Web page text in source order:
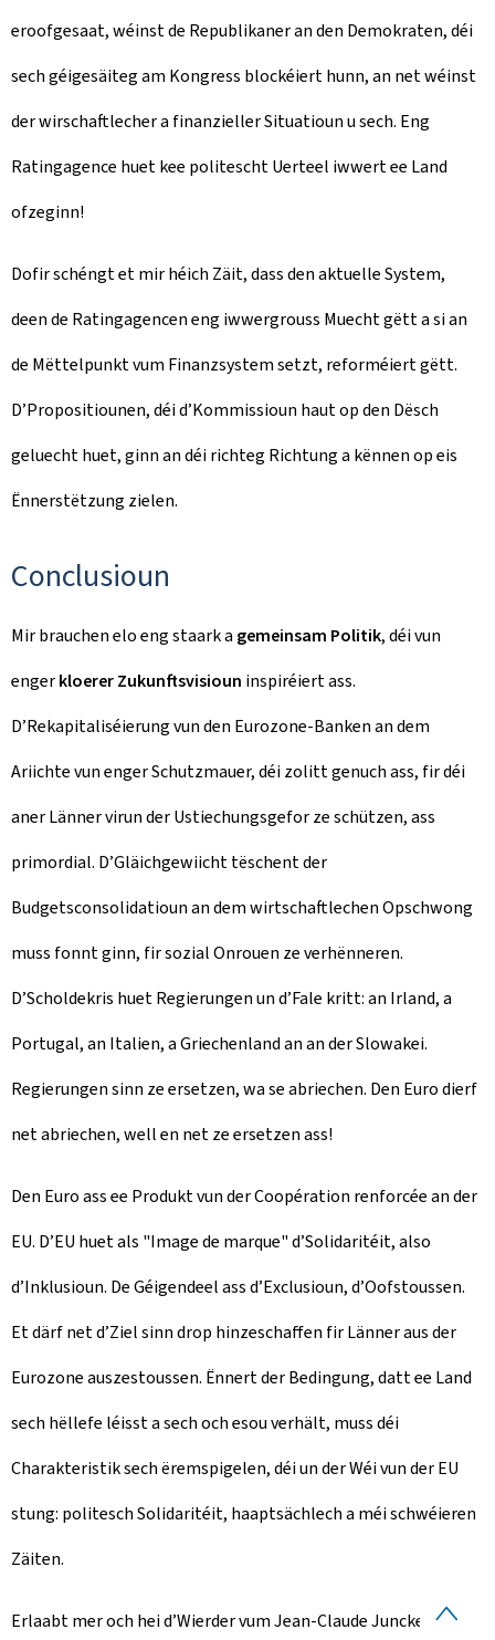
eroofgesaat, wéinst de Republikaner an den Demokraten, déi
sech géigesäiteg am Kongress blockéiert hunn, an net wéinst
der wirschaftlecher a finanzieller Situatioun u sech. Eng
Ratingagence huet kee politescht Uerteel iwwert ee Land
ofzeginn!
Dofir schéngt et mir héich Zäit, dass den aktuelle System,
deen de Ratingagencen eng iwwergrouss Muecht gëtt a si an
de Mëttelpunkt vum Finanzsystem setzt, reforméiert gëtt.
D’Propositiounen, déi d’Kommissioun haut op den Dësch
geluecht huet, ginn an déi richteg Richtung a kënnen op eis
Ënnerstëtzung zielen.
Conclusioun
Mir brauchen elo eng staark a gemeinsam Politik, déi vun
engerkloerer Zukunftsvisioun inspiréiert ass.
D’Rekapitaliséierung vun den Eurozone-Banken an dem
Ariichte vun enger Schutzmauer, déi zolitt genuch ass, fir déi
aner Länner virun der Ustiechungsgefor ze schützen, ass
primordial. D’Gläichgewiicht tëschent der
Budgetsconsolidatioun an dem wirtschaftlechen Opschwong
muss fonnt ginn, fir sozial Onrouen ze verhënneren.
D’Scholdekris huet Regierungen un d’Fale kritt: an Irland, a
Portugal, an Italien, a Griechenland an an der Slowakei.
Regierungen sinn ze ersetzen, wa se abriechen. Den Euro dierf
net abriechen, well en net ze ersetzen ass!
Den Euro ass ee Produkt vun der Coopération renforcée an der
EU. D’EU huet als "Image de marque" d’Solidaritéit, also
d’Inklusioun. De Géigendeel ass d’Exclusioun, d’Oofstoussen.
Et därf net d’Ziel sinn drop hinzeschaffen fir Länner aus der
Eurozone auszestoussen. Ënnert der Bedingung, datt ee Land
sech hëllefe léisst a sech och esou verhält, muss déi
Charakteristik sech ëremspigelen, déi un der Wéi vun der EU
stung: politesch Solidaritéit, haaptsächlech a méi schwéieren
Zäiten.
Erlaabt mer och hei d’Wierder vum Jean-Claude Juncker a